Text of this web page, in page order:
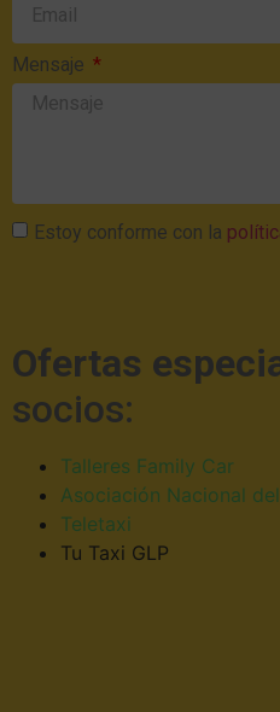
Mensaje
Estoy conforme con la
Ofertas
socios:
Talleres Family Car
Asociación Nacional
Teletaxi
Tu Taxi GLP